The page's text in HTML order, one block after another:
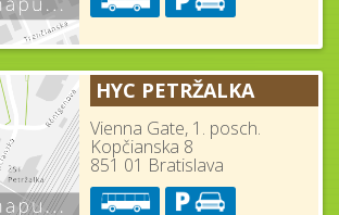
HYC PETRŽALKA
Vienna Gate, 1. posch.
Kopčianska 8
851 01 Bratislava